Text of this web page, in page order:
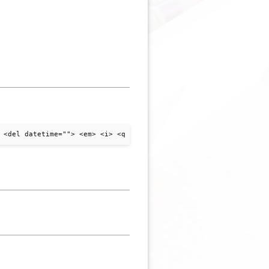
datetime=""> <em> <i> <q cite=""> <strike> <strong>